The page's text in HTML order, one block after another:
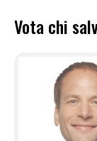
Vota chi